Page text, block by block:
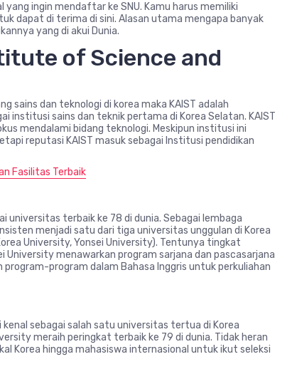
ingin mendaftar ke SNU. Kamu harus memiliki
dapat di terima di sini. Alasan utama mengapa banyak
yang di akui Dunia.
of Science and
sains dan teknologi di korea maka KAIST adalah
institusi sains dan teknik pertama di Korea Selatan. KAIST
mendalami bidang teknologi. Meskipun institusi ini
reputasi KAIST masuk sebagai Institusi pendidikan
Fasilitas Terbaik
universitas terbaik ke 78 di dunia. Sebagai lembaga
menjadi satu dari tiga universitas unggulan di Korea
University, Yonsei University). Tentunya tingkat
menawarkan program sarjana dan pascasarjana
program dalam Bahasa Inggris untuk perkuliahan
sebagai salah satu universitas tertua di Korea
meraih peringkat terbaik ke 79 di dunia. Tidak heran
Korea hingga mahasiswa internasional untuk ikut seleksi